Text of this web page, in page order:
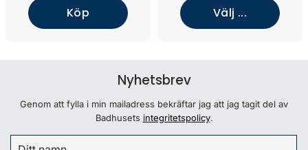
Köp Välj ...
Nyhetsbrev
Genom att fylla i min mailadress bekräftar jag att jag tagit del av
Badhusets integritetspolicy.